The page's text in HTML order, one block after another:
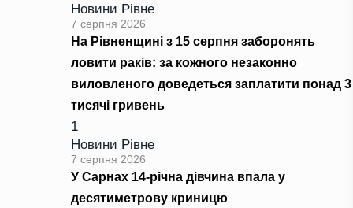
Новини Рівне
7 серпня 2026
На Рівненщині з 15 серпня заборонять
ловити раків: за кожного незаконно
виловленого доведеться заплатити понад 3
тисячі гривень
1
Новини Рівне
7 серпня 2026
У Сарнах 14-річна дівчина впала у
десятиметрову криницю